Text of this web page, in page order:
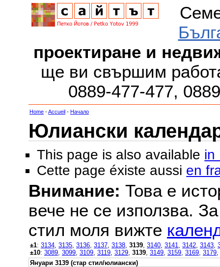
проектиране и
ще ви свършим
0889-477-477,
Home -Accueil - Начало
Юлиански
This page is also available in
Cette page éxiste aussi en
Внимание: Това е
вече не се използва.
стил моля вижте
±1: 3134 3135 3136 3137 3138 3139 3140 3141 3142 3143
±10: 3089 3099 3109 3119 3129 3139 3149 3159 3169 3179
Януари 3139 (стар стил/юлиански)